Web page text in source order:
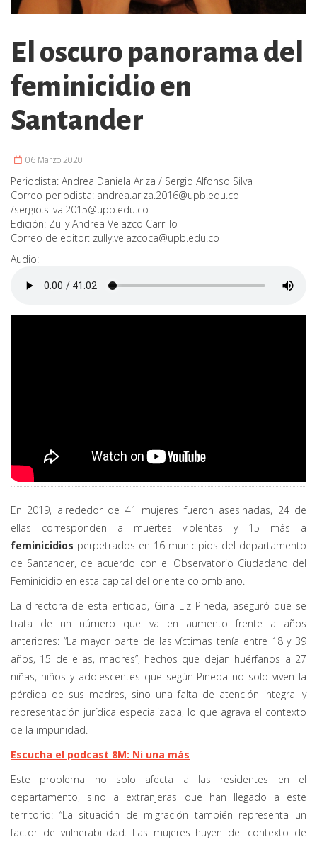
El oscuro panorama del
feminicidio en
Santander
06 Marzo 2020
Periodista: Andrea Daniela Ariza / Sergio Alfonso Silva
Correo periodista: andrea.ariza.2016@upb.edu.co
/sergio.silva.2015@upb.edu.co
Edición: Zully Andrea Velazco Carrillo
Correo de editor: zully.velazcoca@upb.edu.co
Audio:
En 2019, alrededor de 41 mujeres fueron asesinadas, 24 de
ellas corresponden a muertes violentas y 15 más a
feminicidios perpetrados en 16 municipios del departamento
de Santander, de acuerdo con el Observatorio Ciudadano del
Feminicidio en esta capital del oriente colombiano.
La directora de esta entidad, Gina Liz Pineda, aseguró que se
trata de un número que va en aumento frente a años
anteriores: “La mayor parte de las víctimas tenía entre 18 y 39
años, 15 de ellas, madres”, hechos que dejan huérfanos a 27
niñas, niños y adolescentes que según Pineda no solo viven la
pérdida de sus madres, sino una falta de atención integral y
representación jurídica especializada, lo que agrava el contexto
de la impunidad.
Escucha el podcast 8M: Ni una más
Este problema no solo afecta a las residentes en el
departamento, sino a extranjeras que han llegado a este
territorio: “La situación de migración también representa un
factor de vulnerabilidad. Las mujeres huyen del contexto de